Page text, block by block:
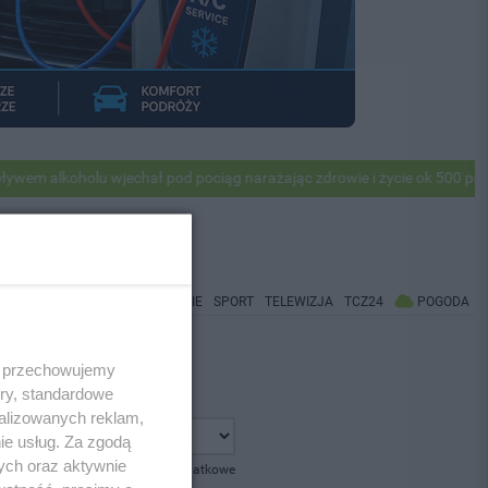
alkoholu wjechał pod pociąg narażając zdrowie i życie ok 500
CO BĘDZIE SPORT TELEWIZJA TCZ24 POGODA
pokaż opcje dodatkowe
standardowe
reklam,
usług. Za zgodą
oraz aktywnie